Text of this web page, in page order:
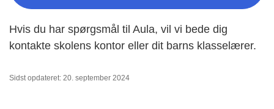
Hvis du har spørgsmål til Aula, vil vi bede dig
kontakte skolens kontor eller dit barns klasselærer.
Sidst opdateret: 20. september 2024